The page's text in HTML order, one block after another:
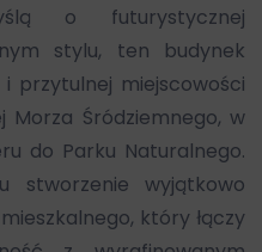
o futurystycznej
stylu, ten budynek
przytulnej miejscowości
Morza Śródziemnego, w
do Parku Naturalnego.
stworzenie wyjątkowo
który łączy